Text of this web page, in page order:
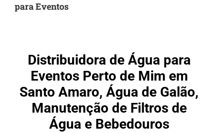
para Eventos
Distribuidora de Água para
Eventos Perto de Mim em
Santo Amaro, Água de Galão,
Manutenção de Filtros de
Água e Bebedouros